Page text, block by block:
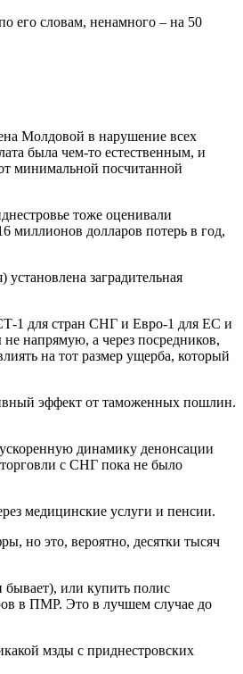
его словам, ненамного – на 50
Молдовой в нарушение всех
была чем-то естественным, и
минимальной посчитанной
тоже оценивали
миллионов долларов потерь в год,
заградительная
1 для стран СНГ и Евро-1 для ЕС и
напрямую, а через посредников,
на тот размер ущерба, который
эффект от таможенных пошлин.
динамику денонсации
с СНГ пока не было
медицинские услуги и пенсии.
но это, вероятно, десятки тысяч
бывает), или купить полис
в ПМР. Это в лучшем случае до
мзды с приднестровских